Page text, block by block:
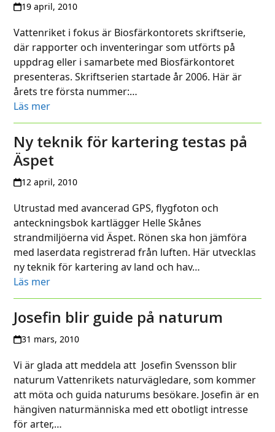
19 april, 2010
Vattenriket i fokus är Biosfärkontorets skriftserie,
där rapporter och inventeringar som utförts på
uppdrag eller i samarbete med Biosfärkontoret
presenteras. Skriftserien startade år 2006. Här är
årets tre första nummer:…
Läs mer
Ny teknik för kartering testas på
Äspet
12 april, 2010
Utrustad med avancerad GPS, flygfoton och
anteckningsbok kartlägger Helle Skånes
strandmiljöerna vid Äspet. Rönen ska hon jämföra
med laserdata registrerad från luften. Här utvecklas
ny teknik för kartering av land och hav…
Läs mer
Josefin blir guide på naturum
31 mars, 2010
Vi är glada att meddela att Josefin Svensson blir
naturum Vattenrikets naturvägledare, som kommer
att möta och guida naturums besökare. Josefin är en
hängiven naturmänniska med ett obotligt intresse
för arter,…